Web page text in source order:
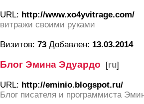
URL: http://www.xo4yvitrage.com/
витражи своими руками
Визитов: 73 Добавлен: 13.03.2014
Блог Эмина Эдуардо [ru]
URL: http://eminio.blogspot.ru/
Блог писателя и программиста